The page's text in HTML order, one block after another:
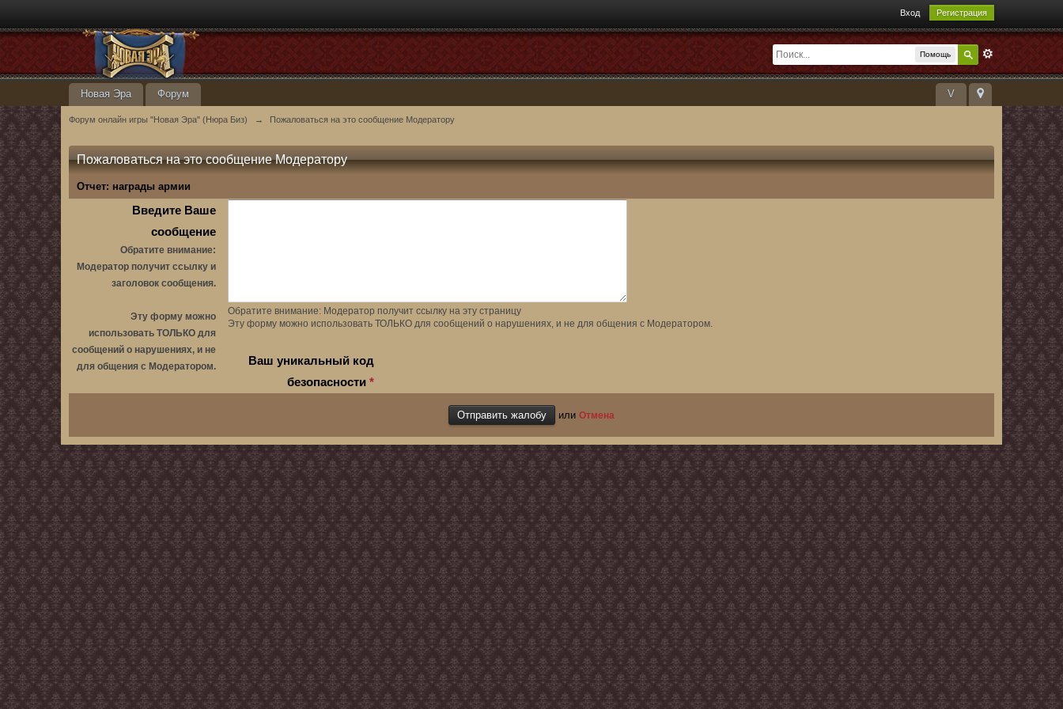
Вход Регистрация
Помощь
V
Новая Эра Форум
Форум онлайн игры "Новая Эра" (Нюра Биз) → Пожаловаться на это сообщение Модератору
Пожаловаться на это сообщение Модератору
Отчет: награды армии
Введите Ваше
сообщение
Обратите внимание:
Модератор получит ссылку и
заголовок сообщения.
Эту форму можно
использовать ТОЛЬКО для
сообщений о нарушениях, и не
для общения с Модератором.
Обратите внимание: Модератор получит ссылку на эту страницу
Эту форму можно использовать ТОЛЬКО для сообщений о нарушениях, и не для общения с Модератором.
Ваш уникальный код
безопасности*
или Отмена